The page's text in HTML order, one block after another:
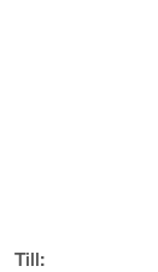
Till: